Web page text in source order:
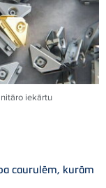
iekārtu
caurulēm, kurām